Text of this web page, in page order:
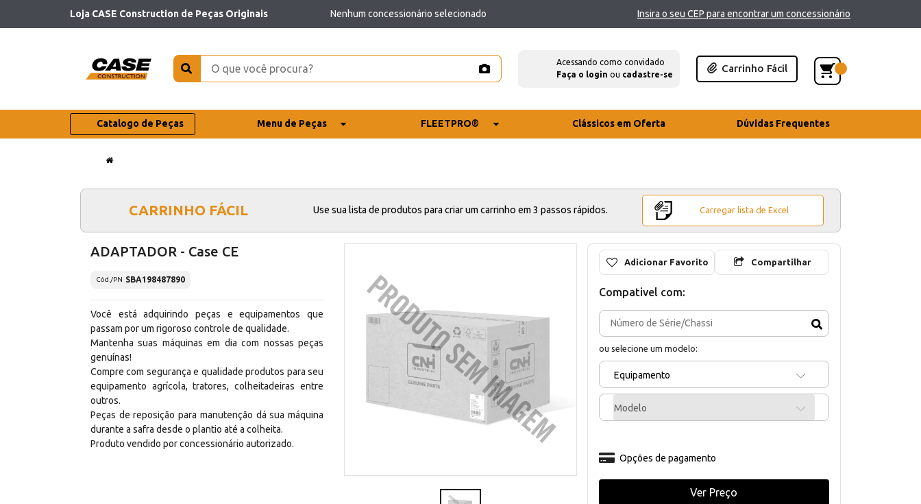
Loja CASE Construction de Peças Originais Nenhum concessionário selecionado Insira o seu CEP para encontrar um concessionário
Acessando como convidado
Faça o login ou cadastre-se
Carrinho Fácil
Catalogo de Peças Menu de Peças FLEETPRO® Clássicos em Oferta Dúvidas Frequentes
CARRINHO FÁCIL Use sua lista de produtos para criar um carrinho em 3 passos rápidos. Carregar lista de Excel
ADAPTADOR - Case CE
Cód./PN SBA198487890
Você está adquirindo peças e equipamentos que
passam por um rigoroso controle de qualidade.
Mantenha suas máquinas em dia com nossas peças
genuínas!
Compre com segurança e qualidade produtos para seu
equipamento agrícola, tratores, colheitadeiras entre
outros.
Peças de reposição para manutenção dá sua máquina
durante a safra desde o plantio até a colheita.
Produto vendido por concessionário autorizado.
Adicionar Favorito Compartilhar
Compativel com:
ou selecione um modelo:
Equipamento
Modelo
Opções de pagamento
Ver Preço